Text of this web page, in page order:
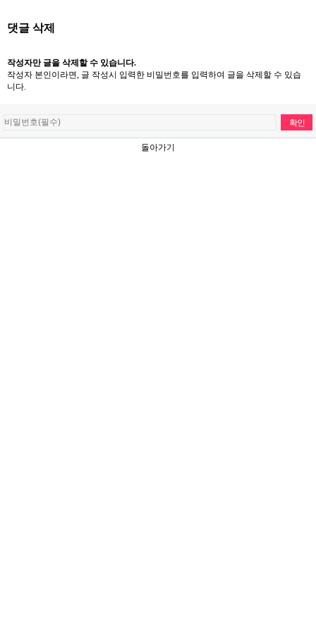
댓글 삭제
작성자만 글을 삭제할 수 있습니다.
작성자 본인이라면, 글 작성시 입력한 비밀번호를 입력하여 글을 삭제할 수 있습
니다.
돌아가기